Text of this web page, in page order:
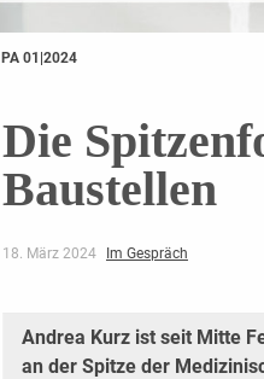
PA 01|2024
Die
Baustellen
18. März 2024 Im Gespräch
Andrea Kurz ist seit Mitte
an der Spitze der